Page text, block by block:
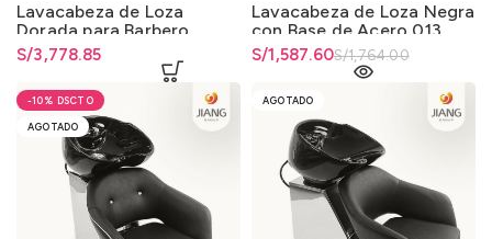
Lavacabeza de Loza
Dorada para Barbero
S/3,778.85
Lavacabeza de Loza Negra
con Base de Acero 013
S/1,764.00
El precio original era:
S/1,587.60
El precio actual es:
-10%
AGOTADO
AGOTADO